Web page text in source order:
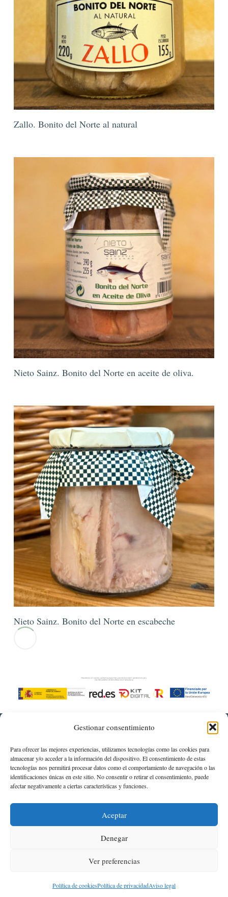
Gestionar consentimiento
Para ofrecer las mejores experiencias, utilizamos tecnologías como las cookies para
almacenar y/o acceder a la información del dispositivo. El consentimiento de estas
tecnologías nos permitirá procesar datos como el comportamiento de navegación o las
identificaciones únicas en este sitio. No consentir o retirar el consentimiento, puede
afectar negativamente a ciertas características y funciones.
Aceptar
Denegar
Ver preferencias
Política de cookiesPolítica de privacidadAviso legal
Zallo. Bonito del Norte al natural
Nieto Sainz. Bonito del Norte en aceite de oliva.
Nieto Sainz. Bonito del Norte en escabeche
Av. Portugal, 6, 26001 Logroño, La Rioja.
941 22 63 53
Aviso legal
Política de privacidad
Política de cookies (UE)